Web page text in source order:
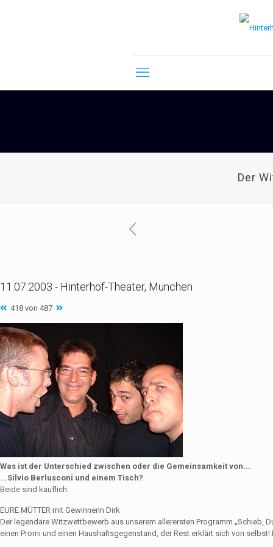
Der
11.07.2003 - Hinterhof-Theater, München
418 von 487
Was ist der Unterschied zwischen oder die Gemeinsamkeit von...
...Silvio Berlusconi und einem Tisch?
Beide sind käuflich.
EURE MÜTTER mit GewinnerIn Dirk
Der legendäre Witzwettbewerb aus unserem allerersten Programm „Schieb,
einen Promi und einen Haushaltsgegenstand, der Rest erklärt sich von